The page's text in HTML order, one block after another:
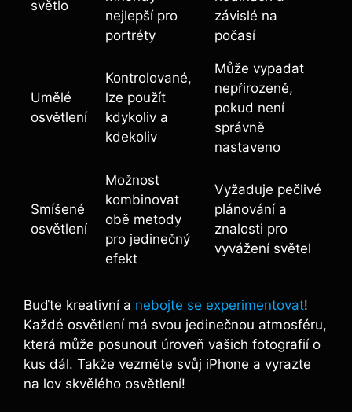
světlo
nejlepší pro
portréty
závislé na
počasí
Umělé
osvětlení
Kontrolované,
lze použít
kdykoliv a
kdekoliv
Může vypadat
nepřirozeně,
pokud není
správně
nastaveno
Smíšené
osvětlení
Možnost
kombinovat
obě metody
pro jedinečný
efekt
Vyžaduje pečlivé
plánování a
znalosti pro
vyvážení světel
Buďte kreativní a nebojte se experimentovat!
Každé osvětlení má svou jedinečnou atmosféru,
která může posunout úroveň vašich fotografií o
kus dál. Takže vezměte svůj iPhone a vyrazte
na lov skvělého osvětlení!